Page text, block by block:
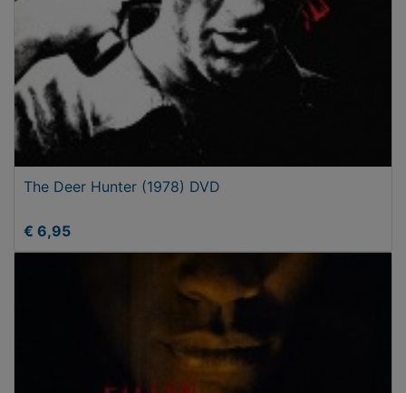
The Deer Hunter (1978) DVD
€ 6,95